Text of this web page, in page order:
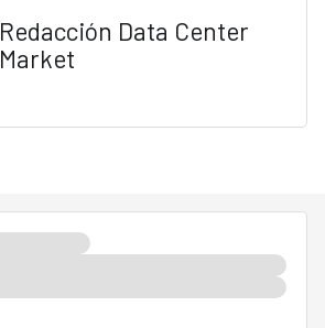
Redacción Data Center
Market